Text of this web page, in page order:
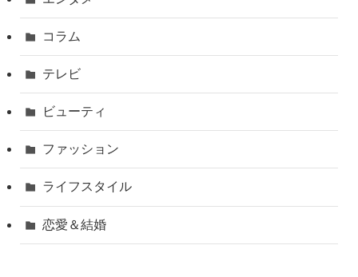
コラム
テレビ
ビューティ
ファッション
ライフスタイル
恋愛＆結婚